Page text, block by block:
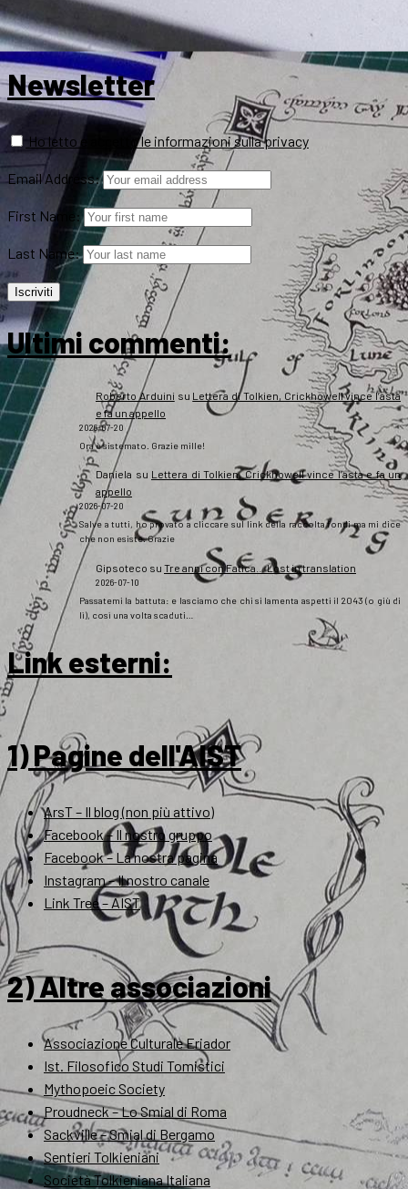
Newsletter
Ho letto e accetto le informazioni sulla privacy
Email Address:
First Name:
Last Name:
Ultimi commenti:
Roberto Arduini su Lettera di Tolkien, Crickhowell vince l’asta
e fa un appello
2026-07-20
Ora è sistemato. Grazie mille!
Daniela su Lettera di Tolkien, Crickhowell vince l’asta e fa un
appello
2026-07-20
Salve a tutti, ho provato a cliccare sul link della raccolta fondi ma mi dice
che non esiste. Grazie
Gipsoteco su Tre anni con Fatica… Lost in translation
2026-07-10
Passatemi la battuta: e lasciamo che chi si lamenta aspetti il 2043 (o giù di
lì), così una volta scaduti…
Link esterni:
1) Pagine dell'AIST
ArsT – Il blog (non più attivo)
Facebook – Il nostro gruppo
Facebook – La nostra pagina
Instagram – Il nostro canale
Link Tree – AIST
2) Altre associazioni
Associazione Culturale Eriador
Ist. Filosofico Studi Tomistici
Mythopoeic Society
Proudneck – Lo Smial di Roma
Sackville – Smial di Bergamo
Sentieri Tolkieniani
Società Tolkieniana Italiana